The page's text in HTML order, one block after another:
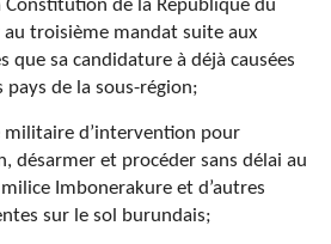
Constitution de la République du
troisième mandat suite aux
que sa candidature à déjà causées
de la sous-région;
militaire d’intervention pour
désarmer et procéder sans délai au
Imbonerakure et d’autres
sur le sol burundais;